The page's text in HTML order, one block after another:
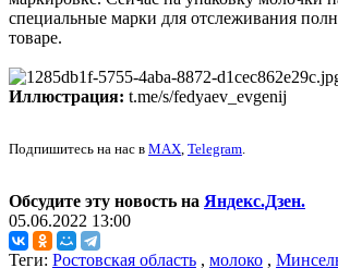
специальные марки для отслеживания
товаре.
Иллюстрация: t.me/s/fedyaev_evgenij
Подпишитесь на нас в MAX, Telegram.
Обсудите эту новость на Яндекс.Дзен.
05.06.2022 13:00
Теги: Ростовская область , молоко ,